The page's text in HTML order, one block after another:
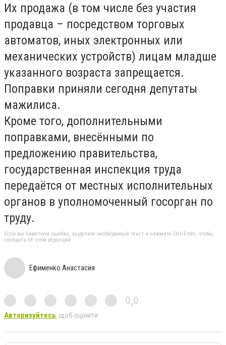
Их продажа (в том числе без участия
продавца – посредством торговых
автоматов, иных электронных или
механических устройств) лицам младше
указанного возраста запрещается.
Поправки приняли сегодня депутаты
мажилиса.
Кроме того, дополнительными
поправками, внесёнными по
предложению правительства,
государственная инспекция труда
передаётся от местных исполнительных
органов в уполномоченный госорган по
труду.
Если вы заметили ошибку, выделите необходимый текст и нажмите Ctrl+Enter, чтобы
сообщить об этом редакции
Ефименко Анастасия
0,0
Авторизуйтесь, щоб оцінити